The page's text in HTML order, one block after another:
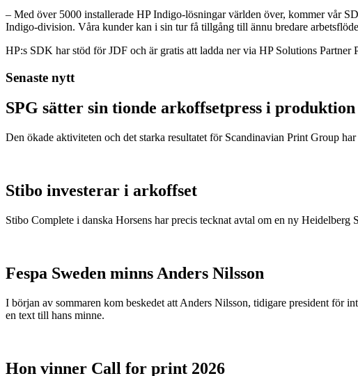
– Med över 5000 installerade HP Indigo-lösningar världen över, kommer vår
Indigo-division. Våra kunder kan i sin tur få tillgång till ännu bredare
HP:s SDK har stöd för JDF och är gratis att ladda ner via HP Solutions
Senaste nytt
SPG sätter sin tionde arkoffsetpress i produktion
Den ökade aktiviteten och det starka resultatet för Scandinavian Print Group
Stibo investerar i arkoffset
Stibo Complete i danska Horsens har precis tecknat avtal om en ny
Fespa Sweden minns Anders Nilsson
I början av sommaren kom beskedet att Anders Nilsson, tidigare president för
en text till hans minne.
Hon vinner Call for print 2026